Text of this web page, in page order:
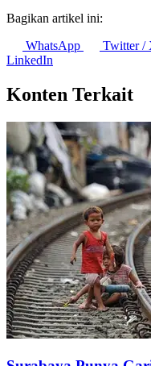
Bagikan artikel ini:
WhatsApp
Twitter /
LinkedIn
Konten Terkait